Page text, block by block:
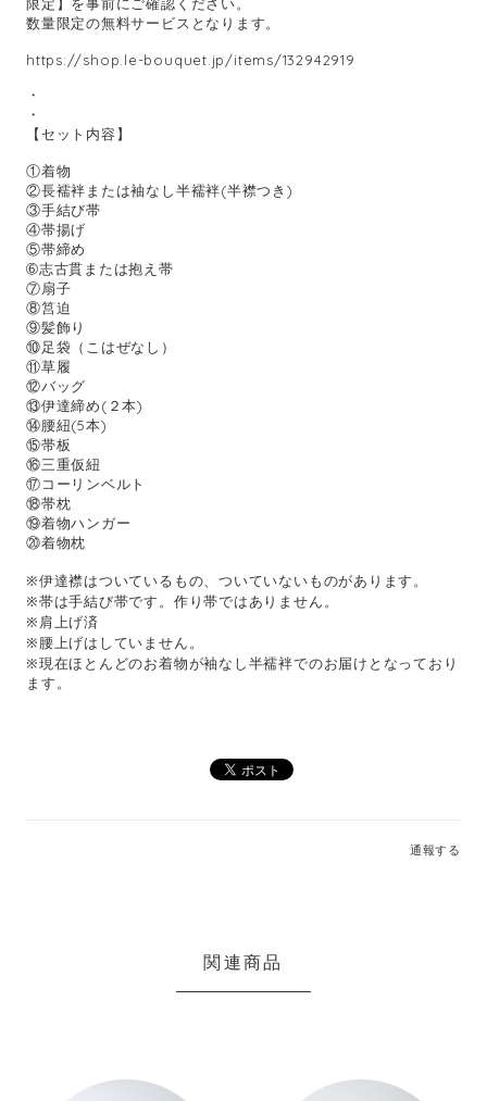
数量限定の無料サービスとなります。
https://shop.le-bouquet.jp/items/132942919
・
・
【セット内容】
①着物
②長襦袢または袖なし半襦袢(半襟つき)
③手結び帯
④帯揚げ
⑤帯締め
➅志古貫または抱え帯
⑦扇子
⑧筥迫
⑨髪飾り
⑩足袋（こはぜなし）
⑪草履
⑫バッグ
⑬伊達締め(２本)
⑭腰紐(5本)
⑮帯板
⑯三重仮紐
⑰コーリンベルト
⑱帯枕
⑲着物ハンガー
⑳着物枕
※伊達襟はついているもの、ついていないものがあります。
※帯は手結び帯です。作り帯ではありません。
※肩上げ済
※腰上げはしていません。
※現在ほとんどのお着物が袖なし半襦袢でのお届けとなっており
ます。
通報する
関連商品